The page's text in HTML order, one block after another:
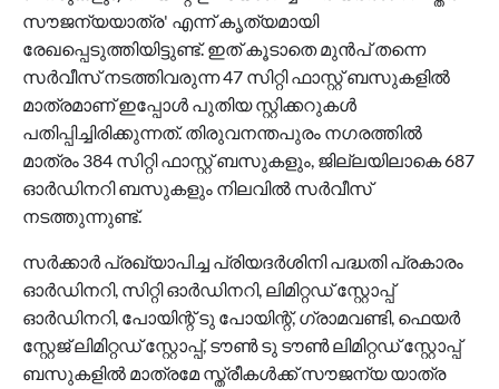
സൗജന്യയാത്ര' എന്ന് കൃത്യമായി
രേഖപ്പെടുത്തിയിട്ടുണ്ട്. ഇത് കൂടാതെ മുന്‍പ് തന്നെ
സര്‍വീസ് നടത്തിവരുന്ന 47 സിറ്റി ഫാസ്റ്റ് ബസുകളില്‍
മാത്രമാണ് ഇപ്പോള്‍ പുതിയ സ്റ്റിക്കറുകള്‍
പതിപ്പിച്ചിരിക്കുന്നത്. തിരുവനന്തപുരം നഗരത്തില്‍
മാത്രം 384 സിറ്റി ഫാസ്റ്റ് ബസുകളും, ജില്ലയിലാകെ 687
ഓര്‍ഡിനറി ബസുകളും നിലവില്‍ സര്‍വീസ്
നടത്തുന്നുണ്ട്.
സര്‍ക്കാര്‍ പ്രഖ്യാപിച്ച പ്രിയദര്‍ശിനി പദ്ധതി പ്രകാരം
ഓര്‍ഡിനറി, സിറ്റി ഓര്‍ഡിനറി, ലിമിറ്റഡ് സ്റ്റോപ്പ്
ഓര്‍ഡിനറി, പോയിന്റ് ടു പോയിന്റ്, ഗ്രാമവണ്ടി, ഫെയര്‍
സ്റ്റേജ് ലിമിറ്റഡ് സ്റ്റോപ്പ്, ടൗണ്‍ ടു ടൗണ്‍ ലിമിറ്റഡ് സ്റ്റോപ്പ്
ബസുകളില്‍ മാത്രമേ സ്ത്രീകള്‍ക്ക് സൗജന്യ യാത്ര